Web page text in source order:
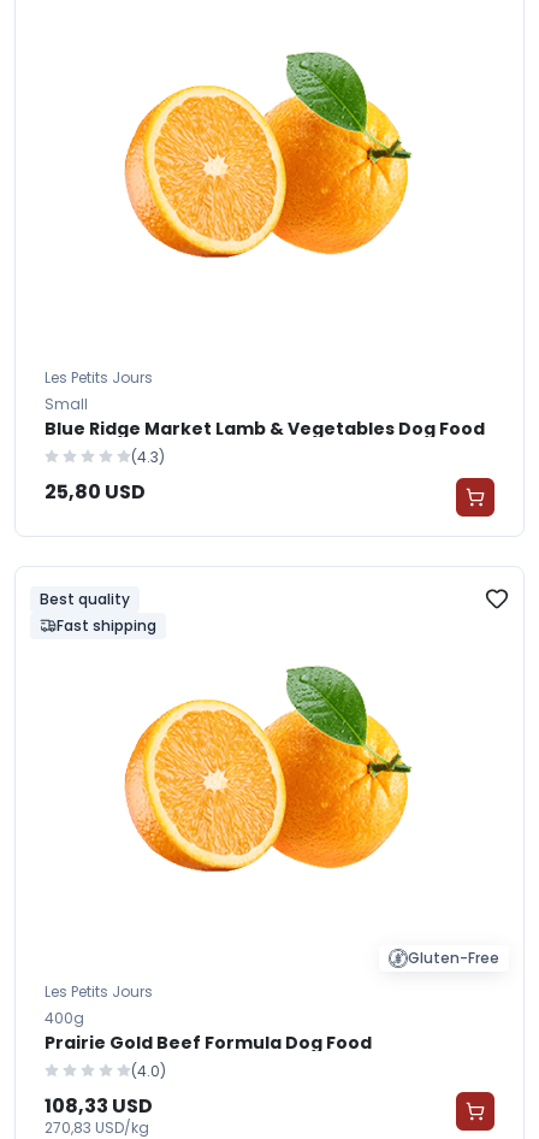
Les Petits Jours
Small
Blue Ridge Market Lamb & Vegetables Dog Food
(4.3)
25,80 USD
Best quality
Fast shipping
Gluten-Free
Les Petits Jours
400g
Prairie Gold Beef Formula Dog Food
(4.0)
108,33 USD
270,83 USD/kg